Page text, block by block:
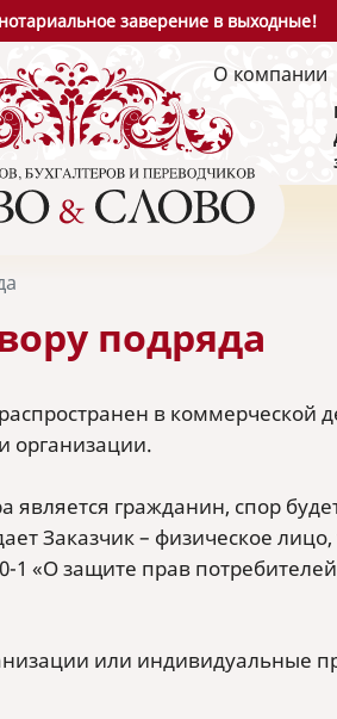
заверение в выходные!
О компании
подряда
в коммерческой
организации.
является гражданин, спор
Заказчик – физическое
1 «О защите прав
или индивидуальные